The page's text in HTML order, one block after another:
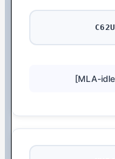
[MLA-